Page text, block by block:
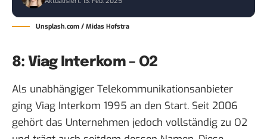
Unsplash.com / Midas Hofstra
8: Viag Interkom – O2
Als unabhängiger Telekommunikationsanbieter
ging Viag Interkom 1995 an den Start. Seit 2006
gehört das Unternehmen jedoch vollständig zu O2